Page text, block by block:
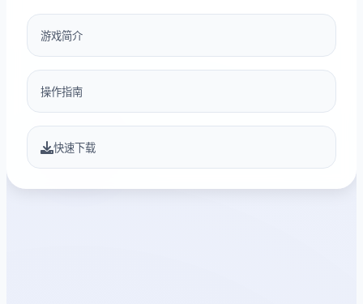
游戏简介
操作指南
快速下载